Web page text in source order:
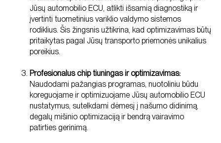
Jūsų automobilio ECU, atlikti išsamią diagnostiką ir
įvertinti tuometinius variklio valdymo sistemos
rodiklius. Šis žingsnis užtikrina, kad optimizavimas būtų
pritaikytas pagal Jūsų transporto priemonės unikalius
poreikius.
Profesionalus chip tiuningas ir optimizavimas:
Naudodami pažangias programas, nuotoliniu būdu
koreguojame ir optimizuojame Jūsų automobilio ECU
nustatymus, sutelkdami dėmesį į našumo didinimą,
degalų mišinio optimizaciją ir bendrą vairavimo
patirties gerinimą.